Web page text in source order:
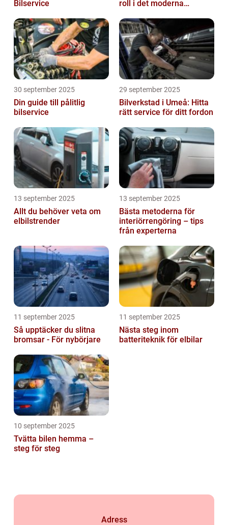
Bilservice
roll i det moderna
30 september 2025
Din guide till pålitlig
bilservice
29 september 2025
Bilverkstad i Umeå: Hitta
rätt service för ditt fordon
13 september 2025
Allt du behöver veta om
elbilstrender
13 september 2025
Bästa metoderna för
interiörrengöring – tips
från experterna
11 september 2025
Så upptäcker du slitna
bromsar - För nybörjare
11 september 2025
Nästa steg inom
batteriteknik för elbilar
10 september 2025
Tvätta bilen hemma –
steg för steg
Adress